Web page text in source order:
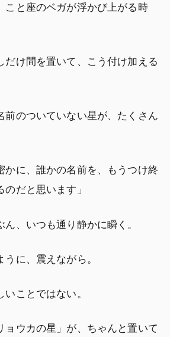
こと座のベガが浮かび上がる時
だけ間を置いて、こう付け加える
前のついていない星が、たくさん
かに、誰かの名前を、もうつけ終
だと思います」
、いつも通り静かに瞬く。
に、震えながら。
ことではない。
ョウカの星」が、ちゃんと置いて